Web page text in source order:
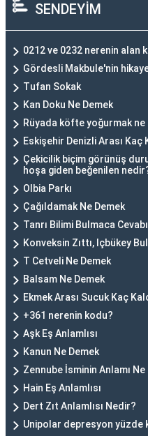
SENDEYİM
0212 ve 0232 nerenin alan
Gördesli Makbule'nin
Tufan Sokak
Kan Doku Ne Demek
Rüyada köfte yoğurmak ne
Eskişehir Denizli Arası Kaç
Çekicilik biçim görünüş
hoşa giden beğenilen
Olbia Parkı
Çağıldamak Ne Demek
Tanrı Bilimi Bulmaca Cevabı
Konveksin Zıttı, Içbükey
T Cetveli Ne Demek
Balsam Ne Demek
Ekmek Arası Sucuk Kaç
+361 nerenin kodu?
Aşk Eş Anlamlısı
Kanun Ne Demek
Zennube İsminin Anlamı Ne
Hain Eş Anlamlısı
Dert Zıt Anlamlısı Nedir?
Unipolar depresyon yüzde